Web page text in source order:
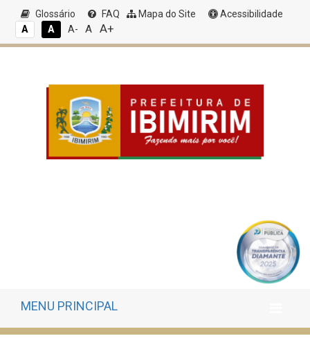
Glossário FAQ Mapa do Site
Acessibilidade
A
A A- A A+
MENU PRINCIPAL